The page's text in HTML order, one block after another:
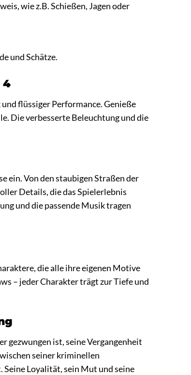
wie z.B. Schießen, Jagen oder
und Schätze.
4
flüssiger Performance. Genieße
Die verbesserte Beleuchtung und die
ein. Von den staubigen Straßen der
Details, die das Spielerlebnis
und die passende Musik tragen
die alle ihre eigenen Motive
– jeder Charakter trägt zur Tiefe und
gezwungen ist, seine Vergangenheit
seiner kriminellen
Seine Loyalität, sein Mut und seine